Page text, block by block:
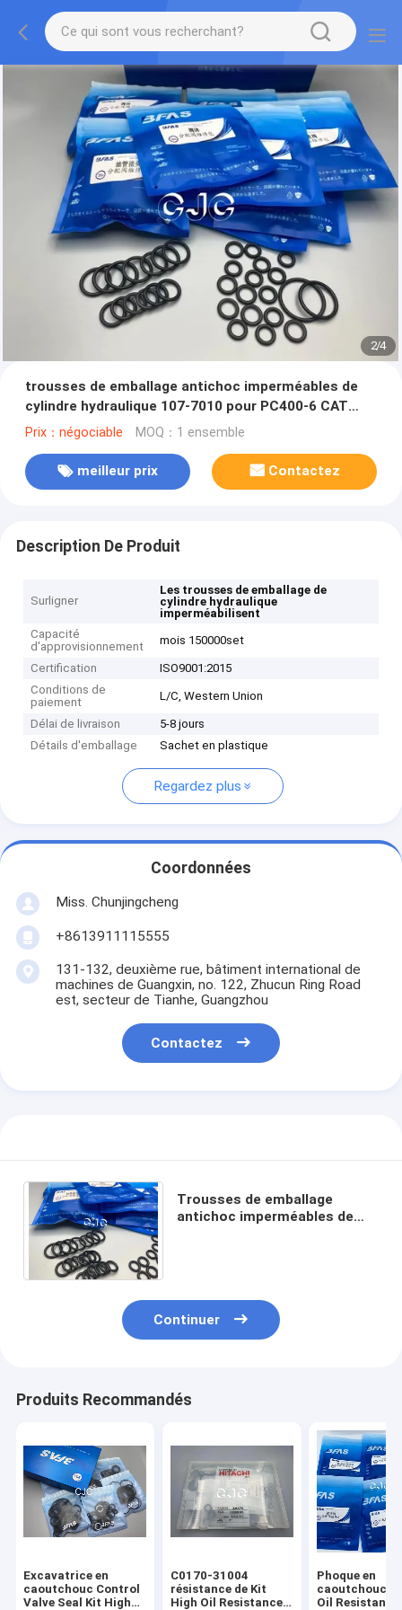
2/4
trousses de emballage antichoc imperméables de
cylindre hydraulique 107-7010 pour PC400-6 CAT
336D
Prix：négociable MOQ：1 ensemble
meilleur prix Contactez
Description De Produit
Surligner
Les trousses de emballage de
cylindre hydraulique
imperméabilisent
Capacité
d'approvisionnement
mois 150000set
Certification
ISO9001:2015
Conditions de
paiement
L/C, Western Union
Délai de livraison
5-8 jours
Détails d'emballage
Sachet en plastique
Regardez plus
Coordonnées
Miss. Chunjingcheng
+8613911115555
131-132, deuxième rue, bâtiment international de
machines de Guangxin, no. 122, Zhucun Ring Road
est, secteur de Tianhe, Guangzhou
Contactez
Trousses de emballage
antichoc imperméables de
Continuer
Produits Recommandés
Excavatrice en
caoutchouc Control
Valve Seal Kit High
C0170-31004
résistance de Kit
High Oil Resistance
Phoque en
caoutchouc
Oil Resistance